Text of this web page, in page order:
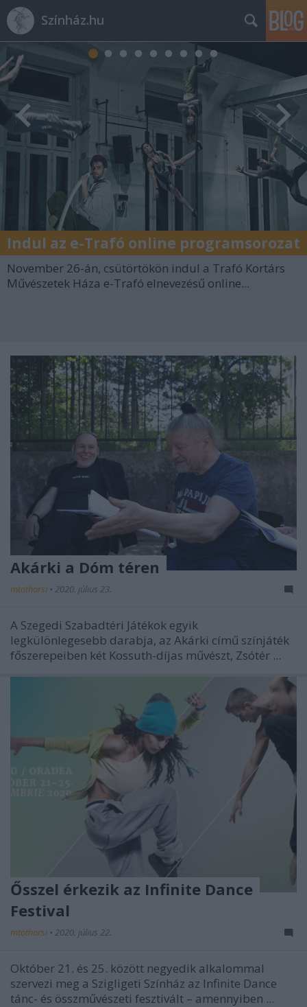
Színház.hu
Indul az e-Trafó online programsorozat
November 26-án, csütörtökön indul a Trafó Kortárs
Művészetek Háza e-Trafó elnevezésű online...
Akárki a Dóm téren
mtothorsi • 2020. július 23.
A Szegedi Szabadtéri Játékok egyik
legkülönlegesebb darabja, az Akárki című színjáték
főszerepeiben két Kossuth-díjas művészt, Zsótér ...
Ősszel érkezik az Infinite Dance
Festival
mtothorsi • 2020. július 22.
Október 21. és 25. között negyedik alkalommal
szervezi meg a Szigligeti Színház az Infinite Dance
tánc- és összművészeti fesztivált – amennyiben ...